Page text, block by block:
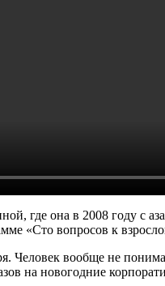
где она в 2008 году с
«Сто вопросов к
вообще не
на новогодние